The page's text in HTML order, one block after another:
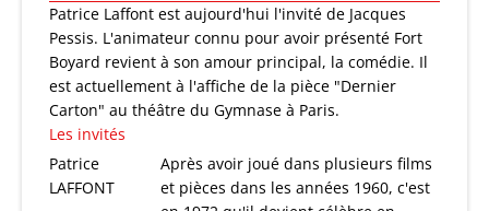
Patrice Laffont est aujourd'hui l'invité de Jacques
Pessis. L'animateur connu pour avoir présenté Fort
Boyard revient à son amour principal, la comédie. Il
est actuellement à l'affiche de la pièce "Dernier
Carton" au théâtre du Gymnase à Paris.
Les invités
Patrice
LAFFONT
Après avoir joué dans plusieurs films
et pièces dans les années 1960, c'est